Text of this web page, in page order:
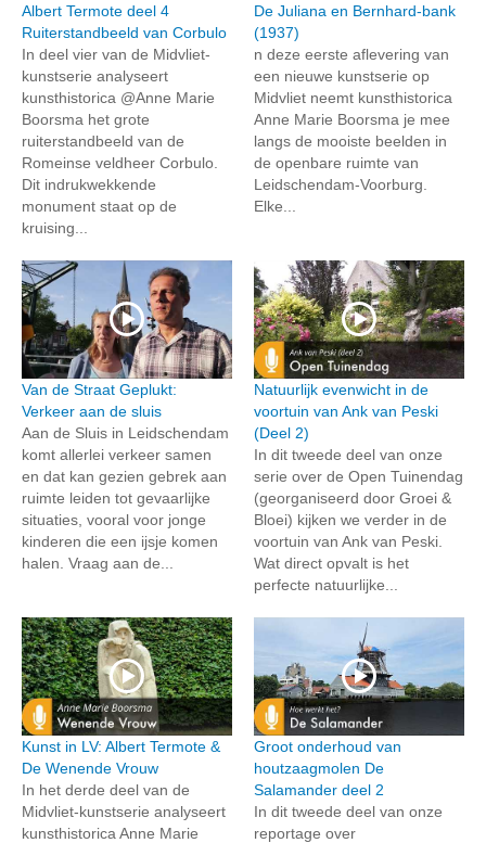
Albert Termote deel 4
Ruiterstandbeeld van Corbulo
In deel vier van de Midvliet-
kunstserie analyseert
kunsthistorica @Anne Marie
Boorsma het grote
ruiterstandbeeld van de
Romeinse veldheer Corbulo.
Dit indrukwekkende
monument staat op de
kruising...
De Juliana en Bernhard-bank
(1937)
n deze eerste aflevering van
een nieuwe kunstserie op
Midvliet neemt kunsthistorica
Anne Marie Boorsma je mee
langs de mooiste beelden in
de openbare ruimte van
Leidschendam-Voorburg.
Elke...
Van de Straat Geplukt:
Verkeer aan de sluis
Aan de Sluis in Leidschendam
komt allerlei verkeer samen
en dat kan gezien gebrek aan
ruimte leiden tot gevaarlijke
situaties, vooral voor jonge
kinderen die een ijsje komen
halen. Vraag aan de...
Natuurlijk evenwicht in de
voortuin van Ank van Peski
(Deel 2)
In dit tweede deel van onze
serie over de Open Tuinendag
(georganiseerd door Groei &
Bloei) kijken we verder in de
voortuin van Ank van Peski.
Wat direct opvalt is het
perfecte natuurlijke...
Kunst in LV: Albert Termote &
De Wenende Vrouw
In het derde deel van de
Midvliet-kunstserie analyseert
kunsthistorica Anne Marie
Groot onderhoud van
houtzaagmolen De
Salamander deel 2
In dit tweede deel van onze
reportage over